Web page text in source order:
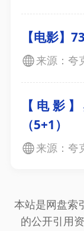
【电影】
来源：夸
【电影
（5+1）
来源：夸
本站是网盘索
的公开引用